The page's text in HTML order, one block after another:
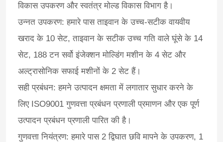
विकास उपकरण और स्वतंत्र मोल्ड विकास विभाग है।
उन्नत उपकरण: हमारे पास ताइवान के उच्च-सटीक वायवीय
खराद के 10 सेट, ताइवान के सटीक उच्च गति वाले घूंसे के 14
सेट, 188 टन सर्वो इंजेक्शन मोल्डिंग मशीन के 4 सेट और
अल्ट्रासोनिक सफाई मशीनों के 2 सेट हैं।
सही प्रबंधन: हमने उत्पादन क्षमता में लगातार सुधार करने के
लिए ISO9001 गुणवत्ता प्रबंधन प्रणाली प्रमाणन और एक पूर्ण
उत्पादन प्रबंधन प्रणाली पारित की है।
गुणवत्ता नियंत्रण: हमारे पास 2 द्विघात छवि मापने के उपकरण, 1